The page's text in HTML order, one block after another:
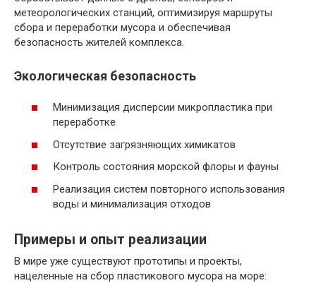
метеорологических станций, оптимизируя маршруты
сбора и переработки мусора и обеспечивая
безопасность жителей комплекса.
Экологическая безопасность
Минимизация дисперсии микропластика при
переработке
Отсутствие загрязняющих химикатов
Контроль состояния морской флоры и фауны
Реализация систем повторного использования
воды и минимализация отходов
Примеры и опыт реализации
В мире уже существуют прототипы и проекты,
нацеленные на сбор пластикового мусора на море: